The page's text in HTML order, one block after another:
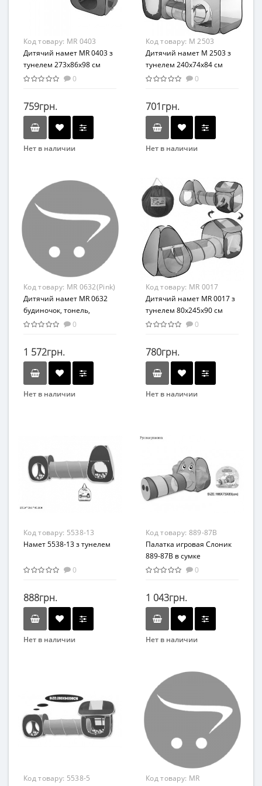
Возрастная группа
Комбинированный
Возрастная группа
От 3 лет
Полиэстер
Код товару: MR 0403
Дитячий намет MR 0403 з
тунелем 273х86х98 см
0
759грн.
Нет в наличии
Детская палатка
Возраст
Возрастная группа
От 2 лет
Материал
Комбинированный
Код товару: M 2503
Дитячий намет M 2503 з
тунелем 240х74х84 см
0
701грн.
Нет в наличии
Вид
Детская палатка
Возраст
От 3-х лет
Возрастная группа
От 3 лет
Материал
Комбинированный
Код товару: MR 0632(Pink)
Дитячий намет MR 0632
будиночок, тонель,
манеж, накидка
0
1 572грн.
Нет в наличии
Возраст
От 3-х лет
Возрастная группа
От 3 лет
Комбинированный
Код товару: MR 0017
Дитячий намет MR 0017 з
тунелем 80х245х90 см
0
780грн.
Нет в наличии
Вид
Возраст
От 2-х лет
Возрастная группа
Комбинированный
Код товару: 5538-13
Намет 5538-13 з тунелем
0
888грн.
Нет в наличии
От 2-х лет
Материал
Металл/текстиль
Код товару: 889-87B
Палатка игровая Слоник
889-87B в сумке
0
1 043грн.
Нет в наличии
Детская палатка
Возрастная группа
Материал
Металл/текстиль
Код товару: 5538-5
Код товару: MR